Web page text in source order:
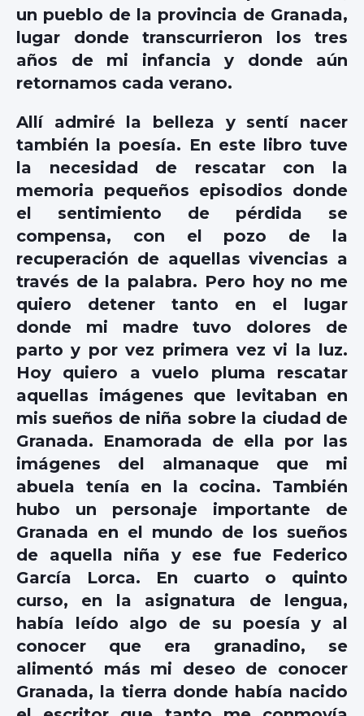
un pueblo de la provincia de Granada,
lugar donde transcurrieron los tres
años de mi infancia y donde aún
retornamos cada verano.
Allí admiré la belleza y sentí nacer
también la poesía. En este libro tuve
la necesidad de rescatar con la
memoria pequeños episodios donde
el sentimiento de pérdida se
compensa, con el pozo de la
recuperación de aquellas vivencias a
través de la palabra. Pero hoy no me
quiero detener tanto en el lugar
donde mi madre tuvo dolores de
parto y por vez primera vez vi la luz.
Hoy quiero a vuelo pluma rescatar
aquellas imágenes que levitaban en
mis sueños de niña sobre la ciudad de
Granada. Enamorada de ella por las
imágenes del almanaque que mi
abuela tenía en la cocina. También
hubo un personaje importante de
Granada en el mundo de los sueños
de aquella niña y ese fue Federico
García Lorca. En cuarto o quinto
curso, en la asignatura de lengua,
había leído algo de su poesía y al
conocer que era granadino, se
alimentó más mi deseo de conocer
Granada, la tierra donde había nacido